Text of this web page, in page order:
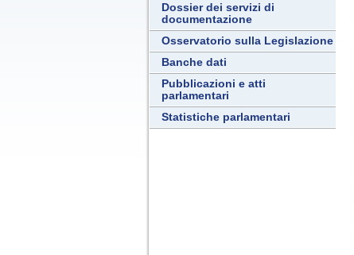
Dossier dei servizi di
documentazione
Osservatorio sulla Legislazione
Banche dati
Pubblicazioni e atti
parlamentari
Statistiche parlamentari